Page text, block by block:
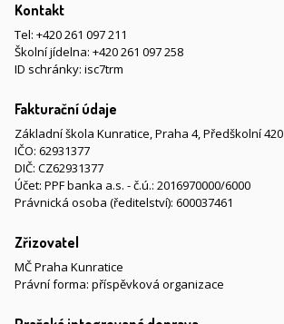
Kontakt
Tel: +420 261 097 211
Školní jídelna: +420 261 097 258
ID schránky: isc7trm
Fakturační údaje
Základní škola Kunratice, Praha 4, Předškolní 420
IČO: 62931377
DIČ: CZ62931377
Účet: PPF banka a.s. - č.ú.: 2016970000/6000
Právnická osoba (ředitelství): 600037461
Zřizovatel
MČ Praha Kunratice
Právní forma: příspěvková organizace